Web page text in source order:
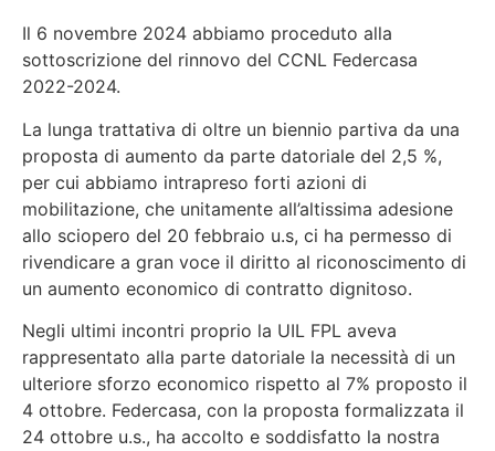
Il 6 novembre 2024 abbiamo proceduto alla
sottoscrizione del rinnovo del CCNL Federcasa
2022-2024.
La lunga trattativa di oltre un biennio partiva da una
proposta di aumento da parte datoriale del 2,5 %,
per cui abbiamo intrapreso forti azioni di
mobilitazione, che unitamente all’altissima adesione
allo sciopero del 20 febbraio u.s, ci ha permesso di
rivendicare a gran voce il diritto al riconoscimento di
un aumento economico di contratto dignitoso.
Negli ultimi incontri proprio la UIL FPL aveva
rappresentato alla parte datoriale la necessità di un
ulteriore sforzo economico rispetto al 7% proposto il
4 ottobre. Federcasa, con la proposta formalizzata il
24 ottobre u.s., ha accolto e soddisfatto la nostra